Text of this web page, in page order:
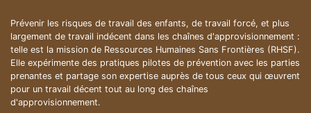
Prévenir les risques de travail des enfants, de travail forcé, et plus
largement de travail indécent dans les chaînes d'approvisionnement :
telle est la mission de Ressources Humaines Sans Frontières (RHSF).
Elle expérimente des pratiques pilotes de prévention avec les parties
prenantes et partage son expertise auprès de tous ceux qui œuvrent
pour un travail décent tout au long des chaînes
d'approvisionnement.